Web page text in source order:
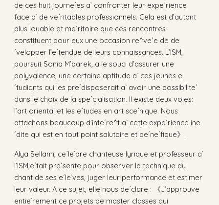
de ces huit journe´es a` confronter leur expe´rience
face a` de ve´ritables professionnels. Cela est d’autant
plus louable et me´ritoire que ces rencontres
constituent pour eux une occasion re^ve´e de de
´velopper l’e´tendue de leurs connaissances. L’ISM,
poursuit Sonia M’barek, a le souci d’assurer une
polyvalence, une certaine aptitude a` ces jeunes e
´tudiants qui les pre´disposerait a` avoir une possibilite´
dans le choix de la spe´cialisation. Il existe deux voies:
l’art oriental et les e´tudes en art sce´nique. Nous
attachons beaucoup d’inte´re^t a` cette expe´rience ine
´dite qui est en tout point salutaire et be´ne´fique》.
Alya Sellami, ce´le`bre chanteuse lyrique et professeur a`
l’ISM,e´tait pre´sente pour observer la technique du
chant de ses e´le`ves, juger leur performance et estimer
leur valeur. A ce sujet, elle nous de´clare : 《J’approuve
entie`rement ce projets de master classes qui